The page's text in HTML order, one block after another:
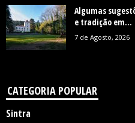
Algumas
e tradição em...
7 de Agosto, 2026
CATEGORIA POPULAR
Sintra